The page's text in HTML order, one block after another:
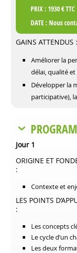
PRIX : 1930 € TTC
DATE :Nous
GAINS ATTENDUS :
Améliorer la
délai, qualité
Développer la
participative),
Jour 1
ORIGINE ET
:
Contexte et
LES POINTS
:
Les concepts
Le cycle d’un
Les deux